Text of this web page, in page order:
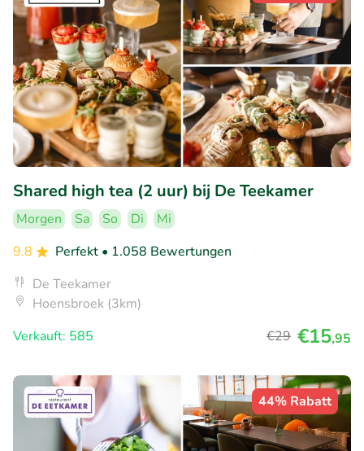
Shared high tea (2 uur) bij De Teekamer
Morgen Sa So Di
Mi
9.8
Perfekt • 1.058 Bewertungen
De Teekamer
Hoensbroek (3km)
Verkauft: 585
€29 €15,95
44% Rabatt